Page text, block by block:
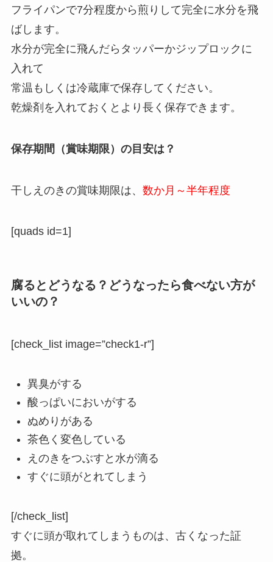
フライパンで7分程度から煎りして完全に水分を飛
ばします。
水分が完全に飛んだらタッパーかジップロックに
入れて
常温もしくは冷蔵庫で保存してください。
乾燥剤を入れておくとより長く保存できます。
保存期間（賞味期限）の目安は？
干しえのきの賞味期限は、 数か月～半年程度
[quads id=1]
腐るとどうなる？どうなったら食べない方が
いいの？
[check_list image=”check1-r”]
異臭がする
酸っぱいにおいがする
ぬめりがある
茶色く変色している
えのきをつぶすと水が滴る
すぐに頭がとれてしまう
[/check_list]
すぐに頭が取れてしまうものは、古くなった証
拠。